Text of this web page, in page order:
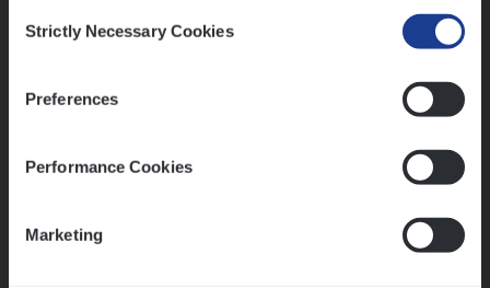
Selection
Strictly Necessary Cookies
Preferences
Performance Cookies
Marketing
Vorige Volgende
Mathias houdt van diepgaande dossiers én droge